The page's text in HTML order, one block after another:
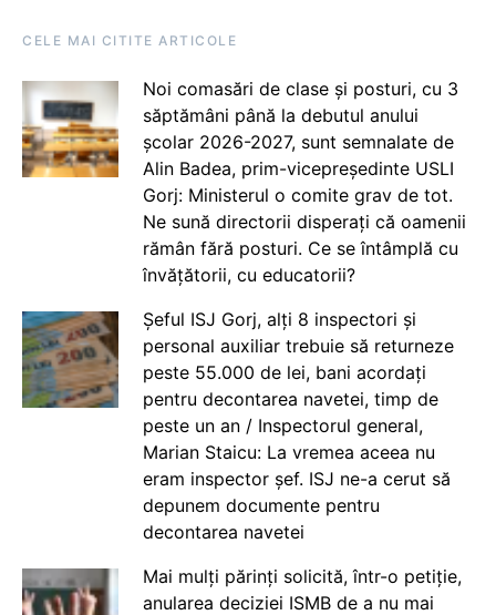
CELE MAI CITITE ARTICOLE
Noi comasări de clase și posturi, cu 3
săptămâni până la debutul anului
școlar 2026-2027, sunt semnalate de
Alin Badea, prim-vicepreședinte USLI
Gorj: Ministerul o comite grav de tot.
Ne sună directorii disperați că oamenii
rămân fără posturi. Ce se întâmplă cu
învățătorii, cu educatorii?
Șeful ISJ Gorj, alți 8 inspectori și
personal auxiliar trebuie să returneze
peste 55.000 de lei, bani acordați
pentru decontarea navetei, timp de
peste un an / Inspectorul general,
Marian Staicu: La vremea aceea nu
eram inspector șef. ISJ ne-a cerut să
depunem documente pentru
decontarea navetei
Mai mulți părinți solicită, într-o petiție,
anularea deciziei ISMB de a nu mai